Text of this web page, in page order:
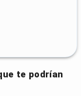
te podrían